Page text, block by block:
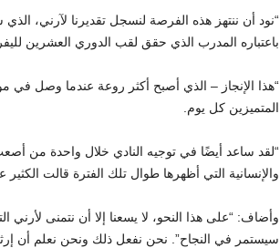
“نود أن ننتهز هذه الفرصة لنسجل تقديرنا لآرني،
باعتباره المدرب الذي حقق لقب الدوري العشرين
“هذا الإنجاز – الذي أصبح أكثر روعة عندما وصل في
المتميزين كل يوم.
“لقد ساعد أيضًا في توجيه النادي خلال واحدة من
والإنسانية التي أظهرها طوال تلك الفترة قالت
وأضاف: “على هذا النحو، لا يسعنا إلا أن نتمنى لأرني
سيستمر في النجاح”. نحن نفعل ذلك ونحن نعلم أن